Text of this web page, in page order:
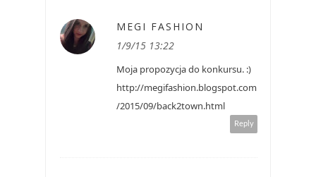
MEGI FASHION
1/9/15 13:22
Moja propozycja do konkursu. :)
http://megifashion.blogspot.com
/2015/09/back2town.html
Reply